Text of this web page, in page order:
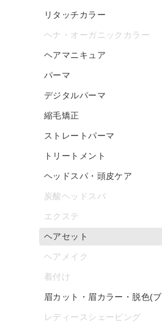
リタッチカラー
ヘナ・オーガニックカラー
ヘアマニキュア
パーマ
デジタルパーマ
縮毛矯正
ストレートパーマ
トリートメント
ヘッドスパ・頭皮ケア
炭酸ヘッドスパ
エクステ
ヘアセット
ヘアメイク
着付け
眉カット・眉カラー・脱色(
レディースシェービング